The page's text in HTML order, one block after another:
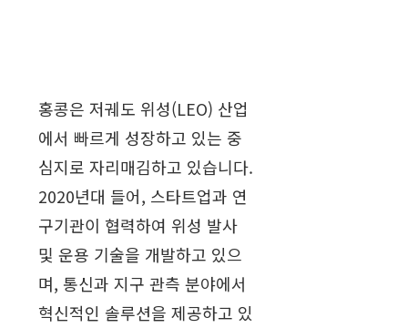
홍콩은 저궤도 위성(LEO) 산업
에서 빠르게 성장하고 있는 중
심지로 자리매김하고 있습니다.
2020년대 들어, 스타트업과 연
구기관이 협력하여 위성 발사
및 운용 기술을 개발하고 있으
며, 통신과 지구 관측 분야에서
혁신적인 솔루션을 제공하고 있